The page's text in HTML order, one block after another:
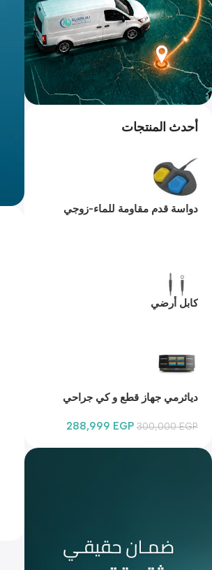
أحدث المنتجات
دواسة قدم مقاومة للماء-زوجي
كابل أرضي
دياثرمي جهاز قطع و كي جراحي
400
300,000EGP
288,999 EGP